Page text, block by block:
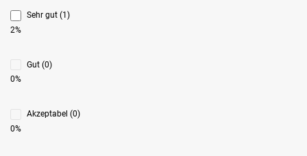
Sehr gut (1)
2%
Gut (0)
0%
Akzeptabel (0)
0%